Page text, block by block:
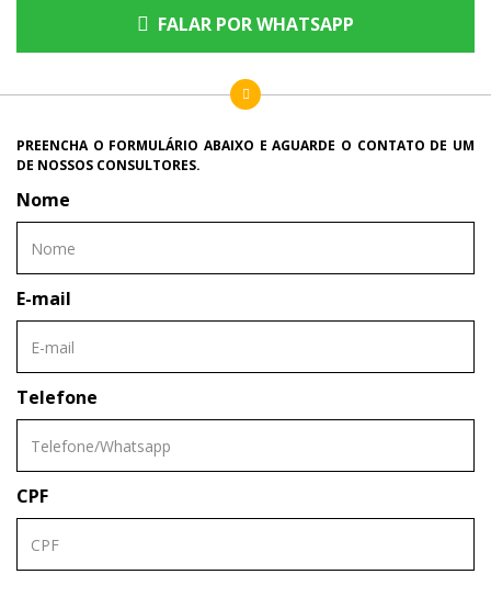
FALAR POR WHATSAPP
PREENCHA O FORMULÁRIO ABAIXO E AGUARDE O CONTATO DE UM
DE NOSSOS CONSULTORES.
Nome
E-mail
Telefone
CPF